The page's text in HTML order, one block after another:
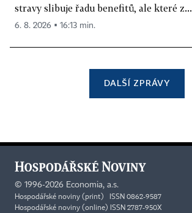
stravy slibuje řadu benefitů, ale které z...
6. 8. 2026 ▪ 16:13 min.
DALŠÍ ZPRÁVY
© 1996-2026 Economia, a.s.
Hospodářské noviny (print) ISSN 0862-9587
Hospodářské noviny (online) ISSN 2787-950X